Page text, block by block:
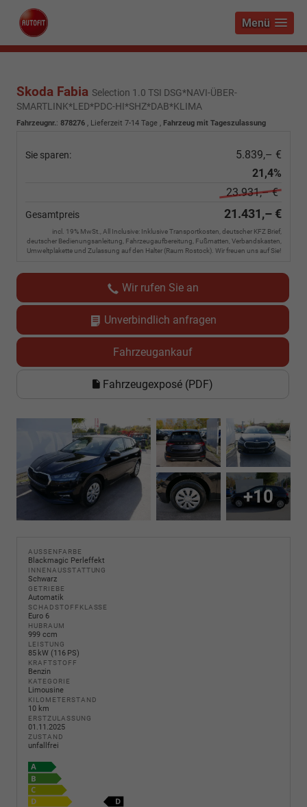
Menü
Skoda Fabia Selection 1.0 TSI DSG*NAVI-ÜBER-
SMARTLINK*LED*PDC-HI*SHZ*DAB*KLIMA
Fahrzeugnr.: 878276 , Lieferzeit 7-14 Tage , Fahrzeug mit Tageszulassung
Sie sparen:
5.839,– €
21,4%
23.931,– €
Gesamtpreis 21.431,– €
incl. 19% MwSt., All Inclusive: Inklusive Transportkosten, deutscher KFZ Brief,
deutscher Bedienungsanleitung, Fahrzeugaufbereitung, Fußmatten, Verbandskasten,
Umweltplakette und Zulassung auf den Halter (Raum Rostock). Wir freuen uns auf Sie!
Wir rufen Sie an
Unverbindlich anfragen
Fahrzeugankauf
Fahrzeugexposé (PDF)
+10
AUSSENFARBE
Blackmagic Perleffekt
INNENAUSSTATTUNG
Schwarz
GETRIEBE
Automatik
SCHADSTOFFKLASSE
Euro 6
HUBRAUM
999 ccm
LEISTUNG
85 kW (116 PS)
KRAFTSTOFF
Benzin
KATEGORIE
Limousine
KILOMETERSTAND
10 km
ERSTZULASSUNG
01.11.2025
ZUSTAND
unfallfrei